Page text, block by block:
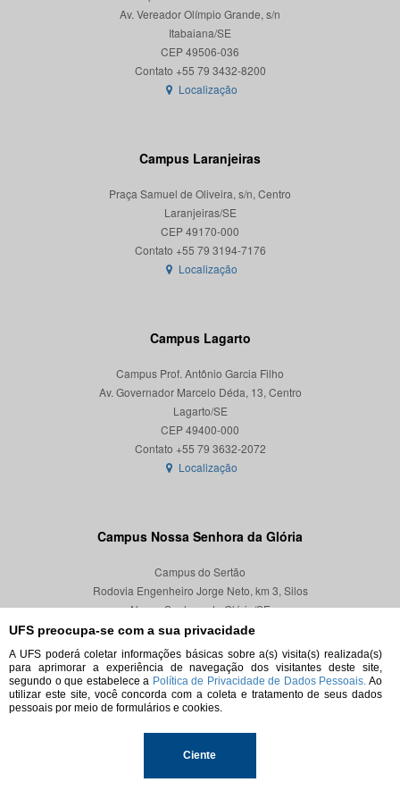
UFS preocupa-se com a sua privacidade
A UFS poderá coletar informações básicas sobre a(s) visita(s) realizada(s)
para aprimorar a experiência de navegação dos visitantes deste site,
segundo o que estabelece a Política de Privacidade de Dados Pessoais. Ao
utilizar este site, você concorda com a coleta e tratamento de seus dados
pessoais por meio de formulários e cookies.
Ciente
Av. Vereador Olímpio Grande, s/n
Itabaiana/SE
CEP 49506-036
Localização
Campus Laranjeiras
Praça Samuel de Oliveira, s/n, Centro
Laranjeiras/SE
CEP 49170-000
Localização
Campus Lagarto
Campus Prof. Antônio Garcia Filho
Av. Governador Marcelo Déda, 13, Centro
Lagarto/SE
CEP 49400-000
Localização
Campus Nossa Senhora da Glória
Campus do Sertão
Rodovia Engenheiro Jorge Neto, km 3, Silos
Nossa Senhora da Glória/SE
CEP 49680-000
Localização
© 2026. Todos os direitos reservados.
Universidade Federal de Sergipe.